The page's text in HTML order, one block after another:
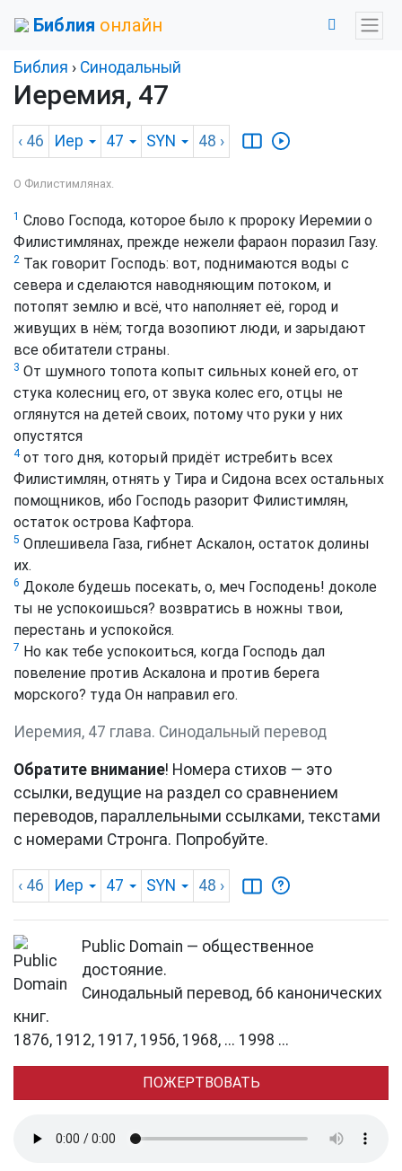
Библия онлайн
Библия › Синодальный
Иеремия, 47
‹ 46 Иер 47 SYN 48 ›
О Филистимлянах.
1 Слово Господа, которое было к пророку Иеремии о
Филистимлянах, прежде нежели фараон поразил Газу.
2 Так говорит Господь: вот, поднимаются воды с
севера и сделаются наводняющим потоком, и
потопят землю и всё, что наполняет её, город и
живущих в нём; тогда возопиют люди, и зарыдают
все обитатели страны.
3 От шумного топота копыт сильных коней его, от
стука колесниц его, от звука колес его, отцы не
оглянутся на детей своих, потому что руки у них
опустятся
4от того дня, который придёт истребить всех
Филистимлян, отнять у Тира и Сидона всех остальных
помощников, ибо Господь разорит Филистимлян,
остаток острова Кафтора.
5 Оплешивела Газа, гибнет Аскалон, остаток долины
их.
6 Доколе будешь посекать, о, меч Господень! доколе
ты не успокоишься? возвратись в ножны твои,
перестань и успокойся.
7 Но как тебе успокоиться, когда Господь дал
повеление против Аскалона и против берега
морского? туда Он направил его.
Иеремия, 47 глава. Синодальный перевод
Обратите внимание! Номера стихов — это
ссылки, ведущие на раздел со сравнением
переводов, параллельными ссылками, текстами
с номерами Стронга. Попробуйте.
‹ 46 Иер 47 SYN 48 ›
Public Domain — общественное
достояние.
Синодальный перевод, 66 канонических
книг.
1876, 1912, 1917, 1956, 1968, ... 1998 ...
ПОЖЕРТВОВАТЬ